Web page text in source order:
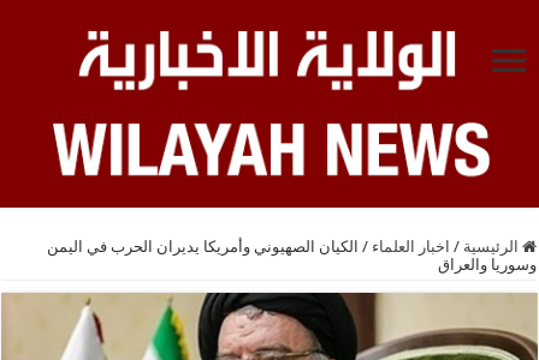
الرئيسية / اخبار العلماء / الكيان الصهيوني وأمريكا يديران الحرب في اليمن
وسوريا والعراق